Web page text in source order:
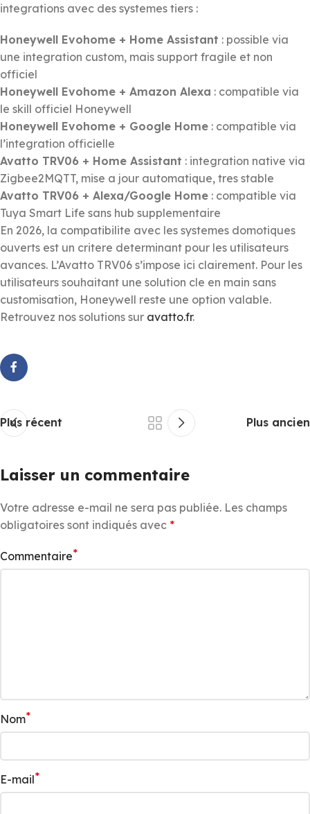
integrations avec des systemes tiers :
Honeywell Evohome + Home Assistant : possible via
une integration custom, mais support fragile et non
officiel
Honeywell Evohome + Amazon Alexa : compatible via
le skill officiel Honeywell
Honeywell Evohome + Google Home : compatible via
l’integration officielle
Avatto TRV06 + Home Assistant : integration native via
Zigbee2MQTT, mise a jour automatique, tres stable
Avatto TRV06 + Alexa/Google Home : compatible via
Tuya Smart Life sans hub supplementaire
En 2026, la compatibilite avec les systemes domotiques
ouverts est un critere determinant pour les utilisateurs
avances. L’Avatto TRV06 s’impose ici clairement. Pour les
utilisateurs souhaitant une solution cle en main sans
customisation, Honeywell reste une option valable.
Retrouvez nos solutions sur avatto.fr.
Plus récent Plus ancien
Laisser un commentaire
Votre adresse e-mail ne sera pas publiée. Les champs
obligatoires sont indiqués avec *
Commentaire*
Nom*
E-mail*